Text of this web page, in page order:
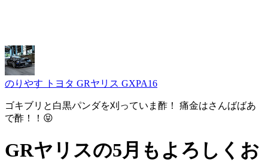
のりやす トヨタ GRヤリス GXPA16
ゴキブリと白黒パンダを刈っていま酢！ 痛金はさんばばあ
で酢！！😝
GRヤリスの5月もよろしくお